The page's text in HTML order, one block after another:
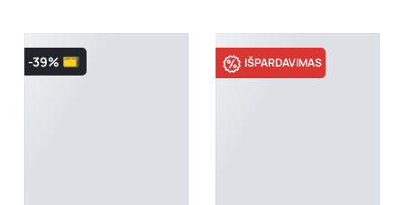
-39% IŠPARDAVIMAS